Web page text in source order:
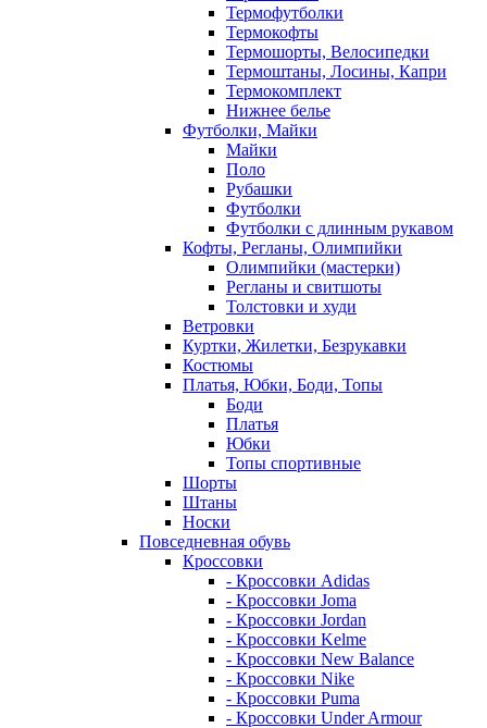
Термофутболки
Термокофты
Термошорты, Велосипедки
Термоштаны, Лосины, Капри
Термокомплект
Нижнее белье
Футболки, Майки
Майки
Поло
Рубашки
Футболки
Футболки с длинным рукавом
Кофты, Регланы, Олимпийки
Олимпийки (мастерки)
Регланы и свитшоты
Толстовки и худи
Ветровки
Куртки, Жилетки, Безрукавки
Костюмы
Платья, Юбки, Боди, Топы
Боди
Платья
Юбки
Топы спортивные
Шорты
Штаны
Носки
Повседневная обувь
Кроссовки
- Кроссовки Adidas
- Кроссовки Joma
- Кроссовки Jordan
- Кроссовки Kelme
- Кроссовки New Balance
- Кроссовки Nike
- Кроссовки Puma
- Кроссовки Under Armour